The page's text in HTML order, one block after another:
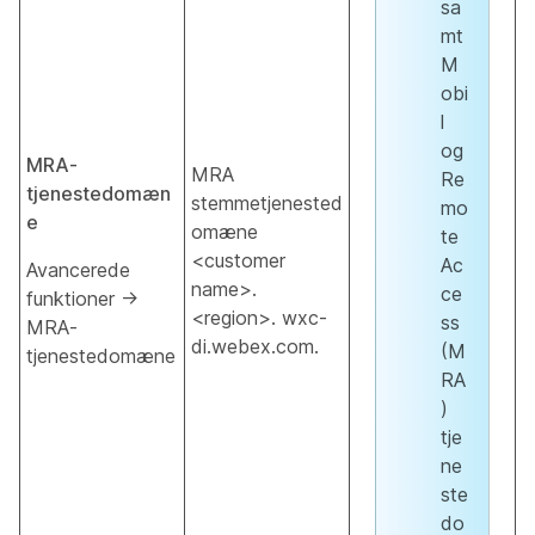
MRA-
tjenestedomæn
e
Avancerede
funktioner →
MRA-
tjenestedomæne
MRA
stemmetjenested
omæne
<customer
name>.
<region>. wxc-
di.webex.com.
sa
mt
M
obi
l
og
Re
mo
te
Ac
ce
ss
(M
RA
)
tje
ne
ste
do